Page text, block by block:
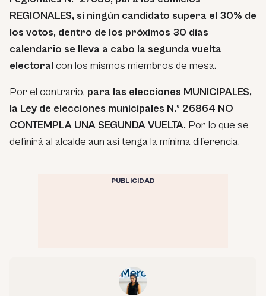
REGIONALES, si ningún candidato supera el 30% de
los votos, dentro de los próximos 30 días
calendario se lleva a cabo la segunda vuelta
electoral con los mismos miembros de mesa.
Por el contrario, para las elecciones MUNICIPALES,
la Ley de elecciones municipales N.º 26864 NO
CONTEMPLA UNA SEGUNDA VUELTA. Por lo que se
definirá al alcalde aun así tenga la mínima diferencia.
PUBLICIDAD